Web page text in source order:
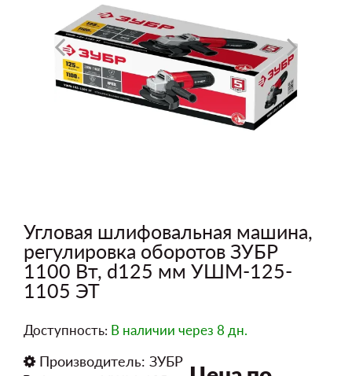
Угловая шлифовальная машина,
регулировка оборотов ЗУБР
1100 Вт, d125 мм УШМ-125-
1105 ЭТ
Доступность: В наличии через 8 дн.
Производитель: ЗУБР